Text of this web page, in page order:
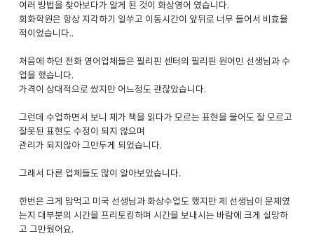
여러 방법을 찾아보다가 알게 된 것이 화상영어 였습니다.
회화학원은 항상 지각하기 일쑤고 이동시간이 앞뒤로 너무 들어서 비효율
적이었습니다..
처음에 하던 전화 영어업체들은 필리핀 센터의 필리핀 원어민 선생님과 수
업을 했습니다.
가격이 상대적으로 쌌지만 어느정도 괜찮았습니다.
그런데 수업하면서 보니 제가 책을 읽다가 모르는 표현을 물어도 잘 모르고
잘못된 표현도 수정이 되지 않으며
관리가 되지않아 그만두게 되었습니다.
그래서 다른 업체들도 많이 알아보았습니다.
한번은 크게 맘먹고 미국 선생님과 화상수업도 했지만 제 선생님이 문제였
는지 대부분의 시간을 프리토킹하며 시간을 보내시는 바람에 크게 실망하
고 그만뒀어요.